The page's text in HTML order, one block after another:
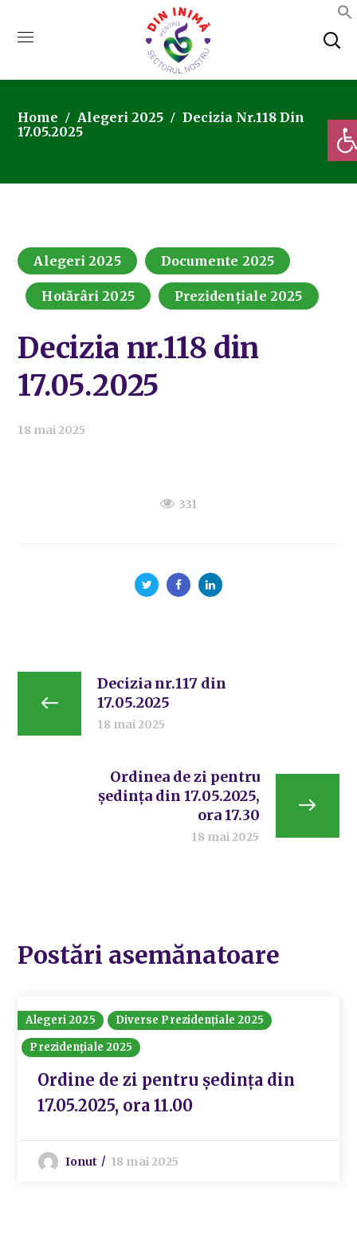
Home Alegeri 2025
Decizia Nr.118 Din
17.05.2025
Alegeri 2025 Documente 2025
Hotărâri 2025 Prezidențiale 2025
Decizia nr.118 din
17.05.2025
18 mai 2025
331
Decizia nr.117 din
17.05.2025
18 mai 2025
Ordinea de zi pentru
ședința din 17.05.2025,
ora 17.30
18 mai 2025
Postări asemănatoare
Alegeri 2025
Diverse Prezidențiale 2025
Prezidențiale 2025
Ordine de zi pentru ședința din
17.05.2025, ora 11.00
Ionut 18 mai 2025